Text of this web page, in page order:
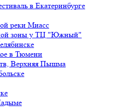
в Екатеринбурге
реки Миасс
зоны у ТЦ "Южный"
в Тюмени
Верхняя Пышма